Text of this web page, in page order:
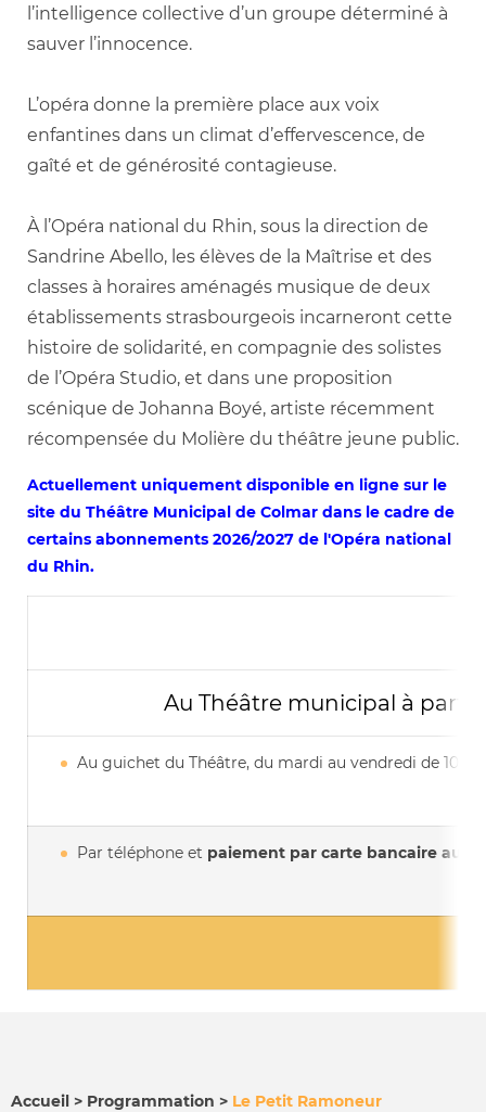
l’intelligence collective d’un groupe déterminé à
sauver l’innocence.
L’opéra donne la première place aux voix
enfantines dans un climat d’effervescence, de
gaîté et de générosité contagieuse.
À l’Opéra national du Rhin, sous la direction de
Sandrine Abello, les élèves de la Maîtrise et des
classes à horaires aménagés musique de deux
établissements strasbourgeois incarneront cette
histoire de solidarité, en compagnie des solistes
de l’Opéra Studio, et dans une proposition
scénique de Johanna Boyé, artiste récemment
récompensée du Molière du théâtre jeune public.
Actuellement uniquement disponible en ligne sur le
site du Théâtre Municipal de Colmar dans le cadre de
certains abonnements 2026/2027 de l'Opéra national
du Rhin.
Au Théâtre municipal à partir
Au guichet du Théâtre, du mardi au vendredi de 10h à
Par téléphone et paiement par carte bancaire au
Accueil Programmation Le Petit Ramoneur